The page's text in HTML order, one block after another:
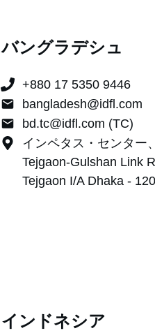
バングラデシュ
+880 17 5350 9446
bangladesh@idfl.com
bd.tc@idfl.com (TC)
インペタス・センター
Tejgaon-Gulshan Link
Tejgaon I/A Dhaka -
インドネシア